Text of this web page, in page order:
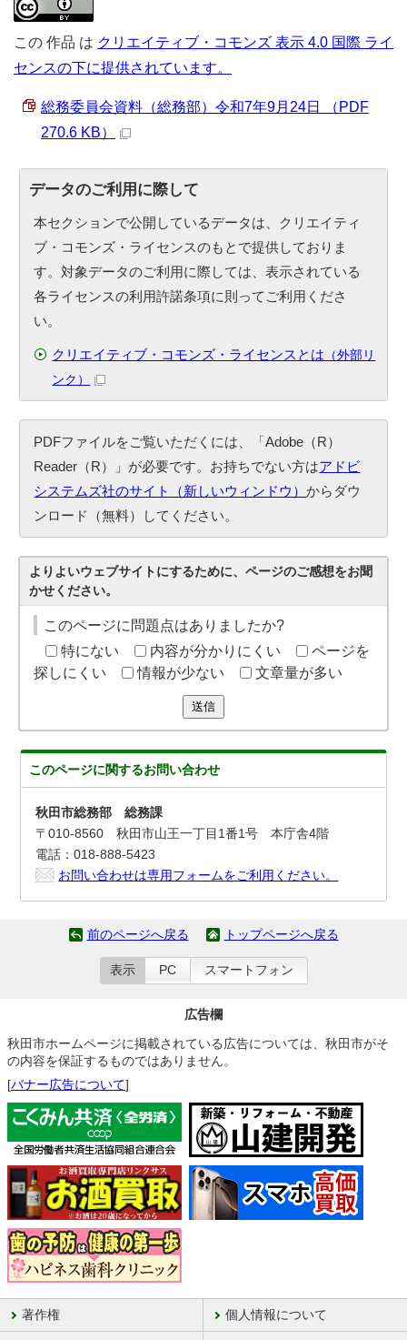
この 作品 は クリエイティブ・コモンズ 表示 4.0 国際 ライ
センスの下に提供されています。
総務委員会資料（総務部）令和7年9月24日 （PDF
270.6 KB）
データのご利用に際して
本セクションで公開しているデータは、クリエイティ
ブ・コモンズ・ライセンスのもとで提供しておりま
す。対象データのご利用に際しては、表示されている
各ライセンスの利用許諾条項に則ってご利用くださ
い。
クリエイティブ・コモンズ・ライセンスとは （外部リ
ンク）
PDFファイルをご覧いただくには、「Adobe（R）
Reader（R）」が必要です。お持ちでない方はアドビ
システムズ社のサイト（新しいウィンドウ）からダウ
ンロード（無料）してください。
よりよいウェブサイトにするために、ページのご感想をお聞
かせください。
このページに問題点はありましたか?
特にない
内容が分かりにくい
ページを
探しにくい
情報が少ない 文章量が多い
送信
このページに関するお問い合わせ
秋田市総務部 総務課
〒010-8560 秋田市山王一丁目1番1号 本庁舎4階
電話：018-888-5423
お問い合わせは専用フォームをご利用ください。
前のページへ戻る トップページへ戻る
表示 PC スマートフォン
広告欄
秋田市ホームページに掲載されている広告については、秋田市がそ
の内容を保証するものではありません。
[バナー広告について]
著作権 個人情報について